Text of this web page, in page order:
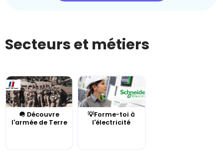
Secteurs et métiers
🪖 Découvre
l'armée de Terre
💡Forme-toi à
l'électricité